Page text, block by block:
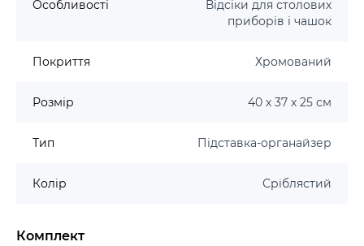
Особливості
Відсіки для столових
приборів і чашок
Покриття Хромований
Розмір 40 х 37 х 25 см
Тип Підставка-органайзер
Колір Сріблястий
Комплект